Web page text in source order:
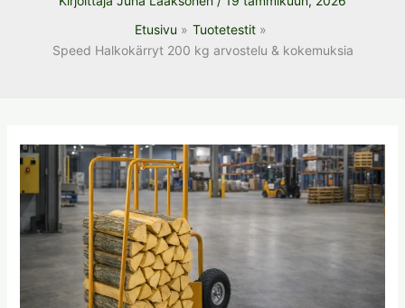
Etusivu
Tuotetestit
Speed Halkokärryt 200 kg arvostelu & kokemuksia